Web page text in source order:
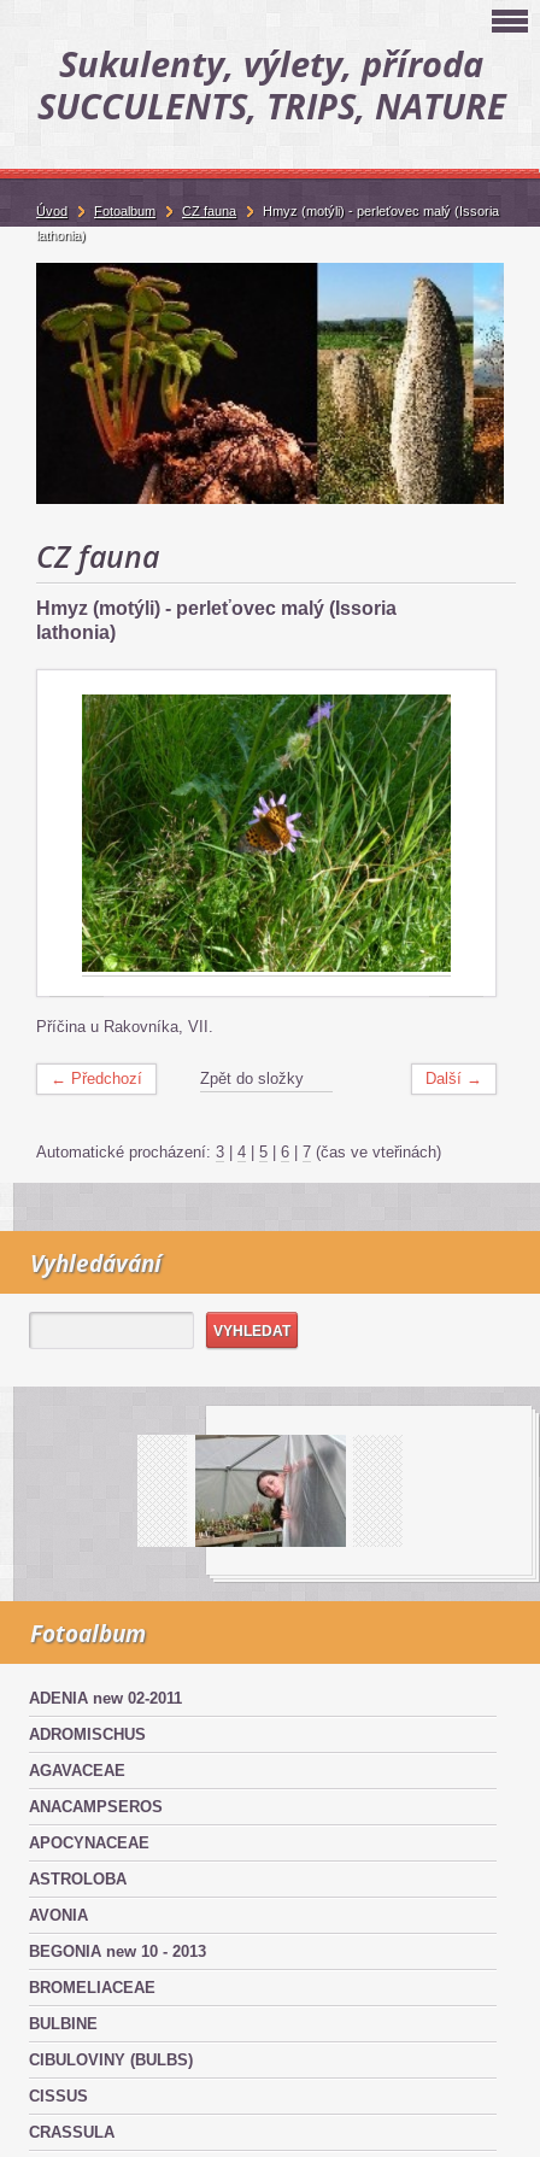
Sukulenty, výlety, příroda
SUCCULENTS, TRIPS, NATURE
CZ fauna
Hmyz (motýli) - perleťovec malý (Issoria
lathonia)
Příčina u Rakovníka, VII.
← Předchozí Další →
Zpět do složky
Automatické procházení: 3 | 4 | 5 | 6 | 7 (čas ve vteřinách)
Vyhledávání
Fotoalbum
ADENIA new 02-2011
ADROMISCHUS
AGAVACEAE
ANACAMPSEROS
APOCYNACEAE
ASTROLOBA
AVONIA
BEGONIA new 10 - 2013
BROMELIACEAE
BULBINE
CIBULOVINY (BULBS)
CISSUS
CRASSULA
Úvod Fotoalbum CZ fauna
Hmyz (motýli) - perleťovec malý (Issoria
lathonia)